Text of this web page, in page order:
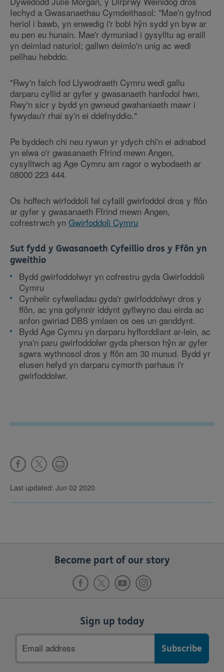
Iechyd a Gwasanaethau Cymdeithasol: "Mae'n gyfnod
heriol i bawb, yn enwedig i'r bobl hŷn sydd yn byw ar
eu pen eu hunain. Mae'r dymuniad i gysylltu ag eraill
yn deimlad naturiol; gallwn deimlo'n unig ac wedi
pellhau hebddo.
"Rwy'n falch fod Llywodraeth Cymru wedi gallu
darparu cyllid ar gyfer y gwasanaeth hanfodol hwn.
Rwy'n sicr y bydd yn gwneud gwahaniaeth mawr i
fywydau'r rhai sy'n ei ddefnyddio."
Pe byddech chi neu rywun yr ydych chi'n ei adnabod
yn elwa o'r gwasanaeth Ffrind mewn Angen,
cysylltwch ag Age Cymru am ragor o wybodaeth ar
08000 223 444.
Os hoffech wirfoddoli fel cyfaill gwirfoddol dros y ffôn
ar gyfer y gwasanaeth Ffrind mewn Angen,
cofrestrwch yn Gwirfoddoli Cymru
Sut fydd y Gwasanaeth Cyfeillio dros y Ffôn yn
gweithio
Bydd gwirfoddolwyr yn cofrestru gyda Gwirfoddoli
Cymru
Cynhelir cyfweliadau gyda'r gwirfoddolwyr dros y
ffôn, ac yna gofynnir iddynt gyflwyno dau eirda ac
anfon gwiriad DBS ymlaen os oes un ganddynt.
Bydd Age Cymru yn darparu hyfforddiant ar-lein, ac
yna'n paru gwirfoddolwr gyda pherson hŷn ar gyfer
sgwrs wythnosol dros y ffôn am 30 munud. Bydd yr
elusen hefyd yn darparu cymorth parhaus i'r
gwirfoddolwr.
Last updated: Jun 02 2020
Become part of our story
Sign up today
address